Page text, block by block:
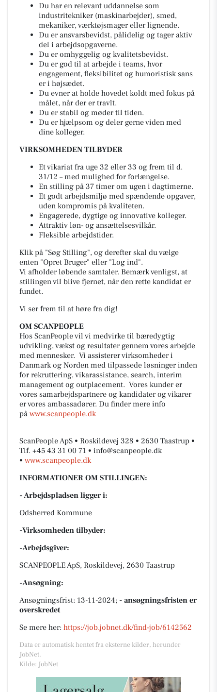
Du har en relevant uddannelse som
industritekniker (maskinarbejder), smed,
mekaniker, værktøjsmager eller lignende.
Du er ansvarsbevidst, pålidelig og tager aktiv
del i arbejdsopgaverne.
Du er omhyggelig og kvalitetsbevidst.
Du er god til at arbejde i teams, hvor
engagement, fleksibilitet og humoristisk sans
er i højsædet.
Du evner at holde hovedet koldt med fokus på
målet, når der er travlt.
Du er stabil og møder til tiden.
Du er hjælpsom og deler gerne viden med
dine kolleger.
VIRKSOMHEDEN TILBYDER
Et vikariat fra uge 32 eller 33 og frem til d.
31/12 – med mulighed for forlængelse.
En stilling på 37 timer om ugen i dagtimerne.
Et godt arbejdsmiljø med spændende opgaver,
uden kompromis på kvaliteten.
Engagerede, dygtige og innovative kolleger.
Attraktiv løn- og ansættelsesvilkår.
Fleksible arbejdstider.
Klik på "Søg Stilling", og derefter skal du vælge
enten "Opret Bruger" eller "Log ind".
Vi afholder løbende samtaler. Bemærk venligst, at
stillingen vil blive fjernet, når den rette kandidat er
fundet.
Vi ser frem til at høre fra dig!
OM SCANPEOPLE
Hos ScanPeople vil vi medvirke til bæredygtig
udvikling, vækst og resultater gennem vores arbejde
med mennesker. Vi assisterer virksomheder i
Danmark og Norden med tilpassede løsninger inden
for rekruttering, vikarassistance, search, interim
management og outplacement. Vores kunder er
vores samarbejdspartnere og kandidater og vikarer
er vores ambassadører. Du finder mere info
på www.scanpeople.dk
ScanPeople ApS • Roskildevej 328 • 2630 Taastrup •
Tlf. +45 43 31 00 71 • info@scanpeople.dk
• www.scanpeople.dk
INFORMATIONER OM STILLINGEN:
- Arbejdspladsen ligger i:
Odsherred Kommune
-Virksomheden tilbyder:
-Arbejdsgiver:
SCANPEOPLE ApS, Roskildevej, 2630 Taastrup
-Ansøgning:
Ansøgningsfrist: 13-11-2024; - ansøgningsfristen er
overskredet
Se mere her: https://job.jobnet.dk/find-job/6142562
Data er automatisk hentet fra eksterne kilder, herunder
JobNet.
Kilde: JobNet